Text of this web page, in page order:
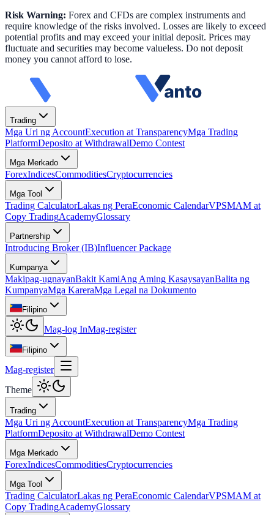
Risk Warning: Forex and CFDs are complex instruments and
require knowledge of the risks involved. Losses are likely to exceed
potential profits and may exceed your initial deposit. Prices may
fluctuate and securities may become valueless. Do not deposit
money you cannot afford to lose.
Trading
Mga Uri ng AccountExecution at TransparencyMga Trading
PlatformDeposito at WithdrawalDemo Contest
Mga Merkado
ForexIndicesCommoditiesCryptocurrencies
Mga Tool
Trading CalculatorLakas ng PeraEconomic CalendarVPSMAM at
Copy TradingAcademyGlossary
Partnership
Introducing Broker (IB)Influencer Package
Kumpanya
Makipag-ugnayanBakit KamiAng Aming KasaysayanBalita ng
KumpanyaMga KareraMga Legal na Dokumento
Filipino
Mag-log InMag-register
Filipino
Mag-register
Theme
Trading
Mga Uri ng AccountExecution at TransparencyMga Trading
PlatformDeposito at WithdrawalDemo Contest
Mga Merkado
ForexIndicesCommoditiesCryptocurrencies
Mga Tool
Trading CalculatorLakas ng PeraEconomic CalendarVPSMAM at
Copy TradingAcademyGlossary